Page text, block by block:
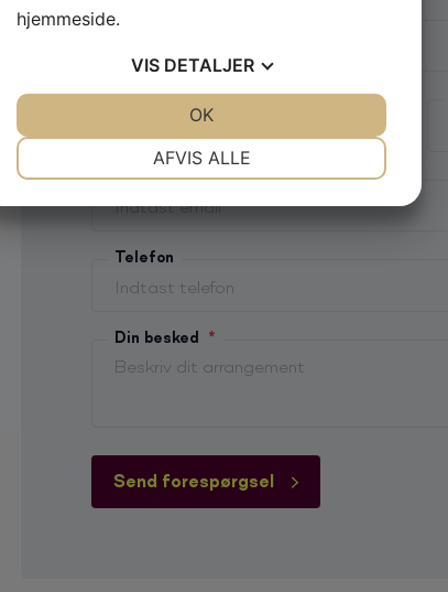
Firmanavn
Navn
E-mail *
Telefon
Din besked *
Send forespørgsel
hjemmeside.
VIS DETALJER
AFVIS ALLE
OK